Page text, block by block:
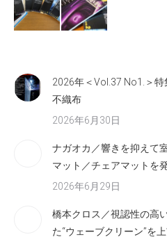
2026年＜Vol.37 No1.＞
不織布
2026年6月30日
ナガオカ／響きを抑えて
マット／チェアマットを
2026年6月29日
橋本クロス／視認性の高
た“ウェーブクリーン”を